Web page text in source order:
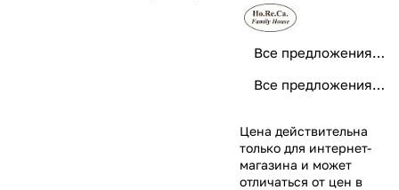
Все предложения от Ho.Re.Ca
Все предложения категории
Цена действительна
только для интернет-
магазина и может
отличаться от цен в